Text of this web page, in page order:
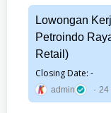
Lowongan
Petroindo
Retail)
Closing Date: -
admin 24